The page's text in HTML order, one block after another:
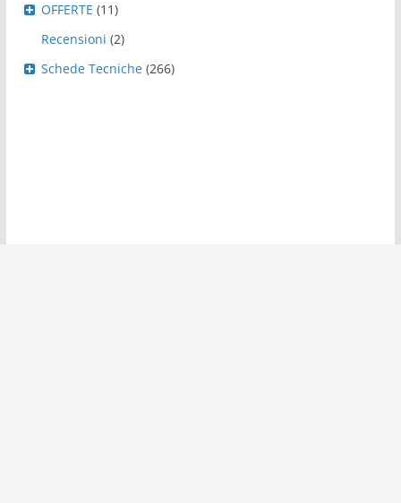
OFFERTE (11)
Recensioni (2)
Schede Tecniche (266)